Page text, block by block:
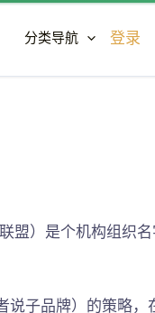
分类导航 登录
）是个机构组织
子品牌）的策略，